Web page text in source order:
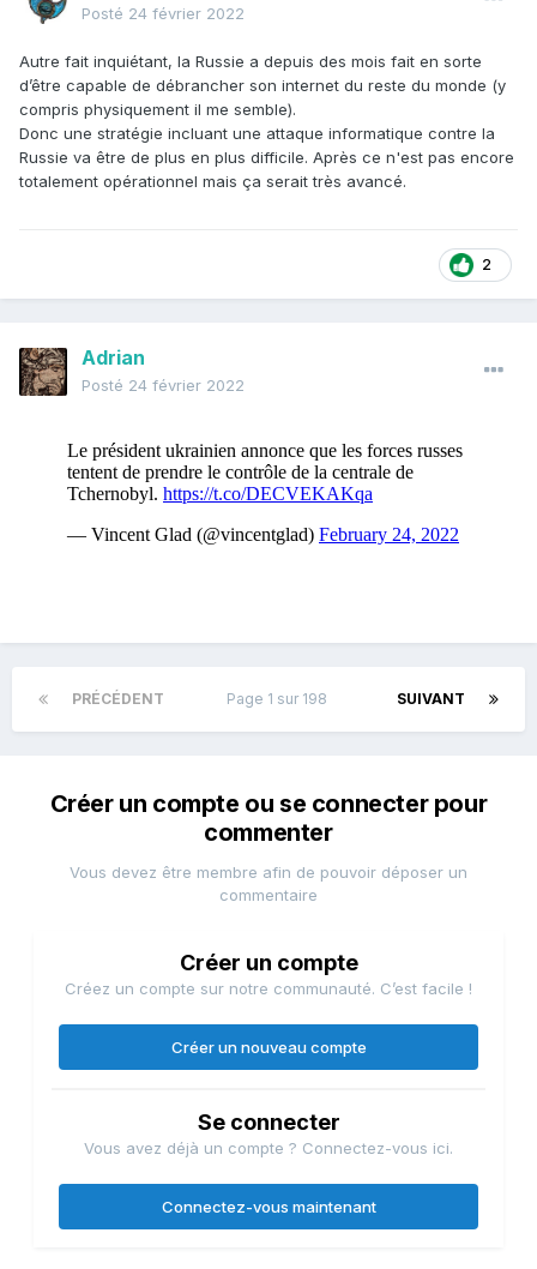
Posté 24 février 2022
Autre fait inquiétant, la Russie a depuis des mois fait en sorte
d’être capable de débrancher son internet du reste du monde (y
compris physiquement il me semble).
Donc une stratégie incluant une attaque informatique contre la
Russie va être de plus en plus difficile. Après ce n'est pas encore
totalement opérationnel mais ça serait très avancé.
2
Adrian
Posté 24 février 2022
PRÉCÉDENT SUIVANT
Page 1 sur 198
Créer un compte ou se connecter pour
commenter
Vous devez être membre afin de pouvoir déposer un
commentaire
Créer un compte
Créez un compte sur notre communauté. C’est facile !
Créer un nouveau compte
Se connecter
Vous avez déjà un compte ? Connectez-vous ici.
Connectez-vous maintenant